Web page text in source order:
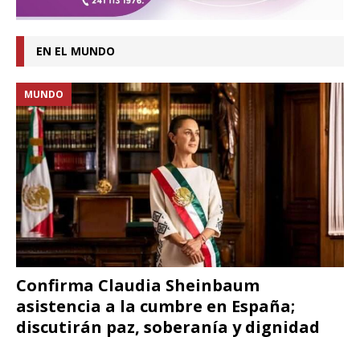
EN EL MUNDO
Confirma Claudia Sheinbaum
asistencia a la cumbre en España;
discutirán paz, soberanía y dignidad
MUNDO